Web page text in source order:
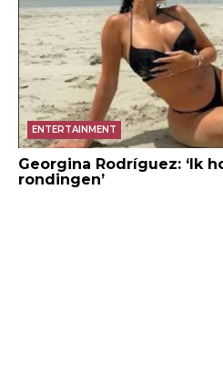
ENTERTAINMENT
Georgina Rodríguez: ‘Ik
rondingen’